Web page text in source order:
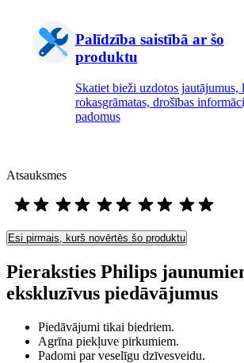
Palīdzība saistībā ar šo
produktu
Skatiet bieži uzdotos jautājumus,
rokasgrāmatas, drošības
padomus
Atsauksmes
Esi pirmais, kurš novērtēs šo produktu
Pieraksties Philips
ekskluzīvus piedāvājumus
Piedāvājumi tikai biedriem.
Agrīna piekļuve pirkumiem.
Padomi par veselīgu dzīvesveidu.